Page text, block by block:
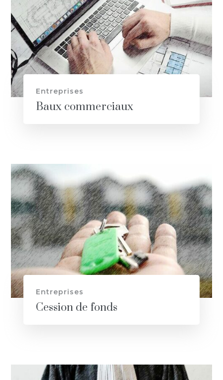
Entreprises
Baux commerciaux
Entreprises
Cession de fonds